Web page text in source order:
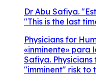
Dr Abu Safiya.
"This is the last
Physicians for
«inminente» para
Safiya.
"imminent" risk to